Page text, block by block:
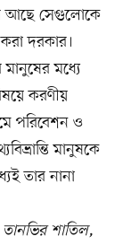
আছে সেগুলোকে
দরকার।
মধ্যে
করণীয়
পরিবেশন ও
মানুষকে
তার নানা
শাতিল,